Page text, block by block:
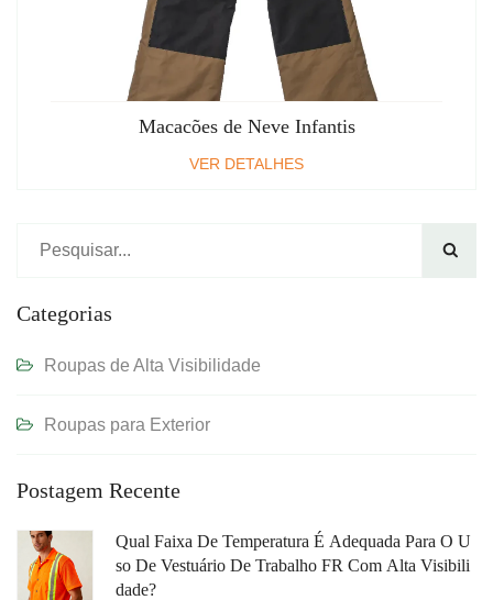
Macacões de Neve Infantis
VER DETALHES

Categorias
Roupas de Alta Visibilidade
Roupas para Exterior
Postagem Recente
Qual Faixa De Temperatura É Adequada Para O U
So De Vestuário De Trabalho FR Com Alta Visibili
Dade?